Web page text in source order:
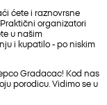
ćete i raznovrsne
organizatori
u našim
i kupatilo - po niskim
Gradacac! Kod nas
porodicu. Vidimo se u